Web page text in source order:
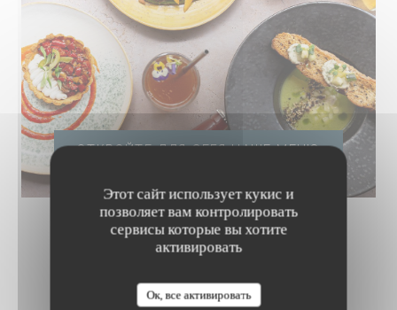
Этот сайт использует кукис и
позволяет вам контролировать
сервисы которые вы хотите
активировать
Ок, все активировать
ОТКРОЙТЕ ДЛЯ СЕБЯ НАШЕ МЕНЮ
The Friendly Kitchen